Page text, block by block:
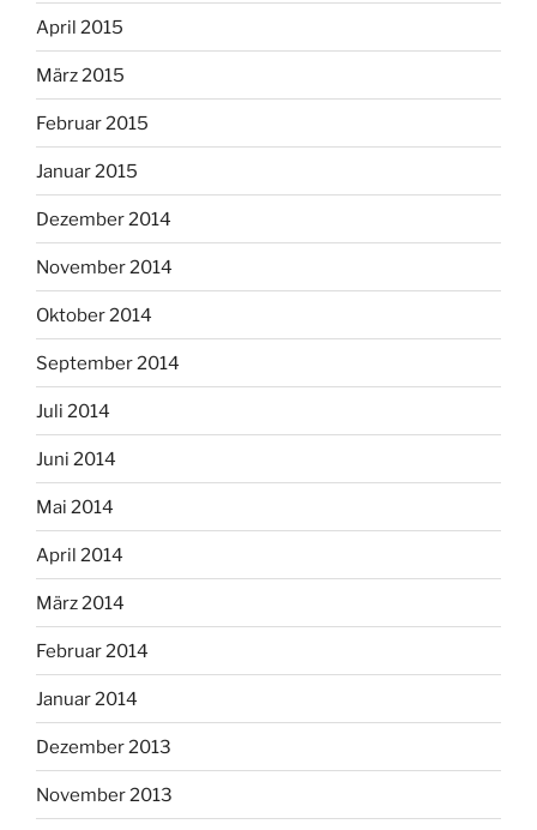
April 2015
März 2015
Februar 2015
Januar 2015
Dezember 2014
November 2014
Oktober 2014
September 2014
Juli 2014
Juni 2014
Mai 2014
April 2014
März 2014
Februar 2014
Januar 2014
Dezember 2013
November 2013